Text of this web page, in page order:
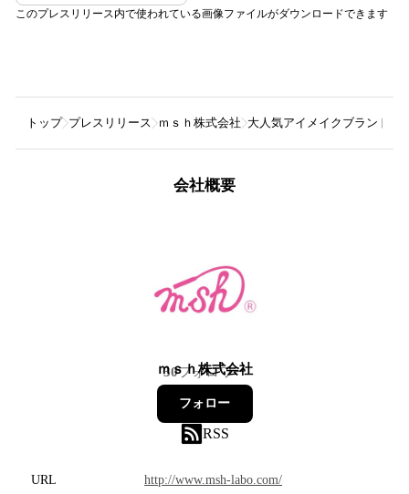
このプレスリリース内で使われている画像ファイルがダウンロードできます
トップ プレスリリース ｍｓｈ株式会社 大人気アイメイクブランド「
会社概要
ｍｓｈ株式会社
30フォロワー
フォロー
RSS
URL
http://www.msh-labo.com/